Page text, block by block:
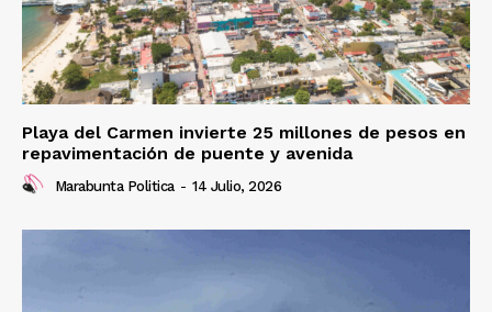
Playa del Carmen invierte 25 millones de pesos en
repavimentación de puente y avenida
Marabunta Politica - 14 Julio, 2026